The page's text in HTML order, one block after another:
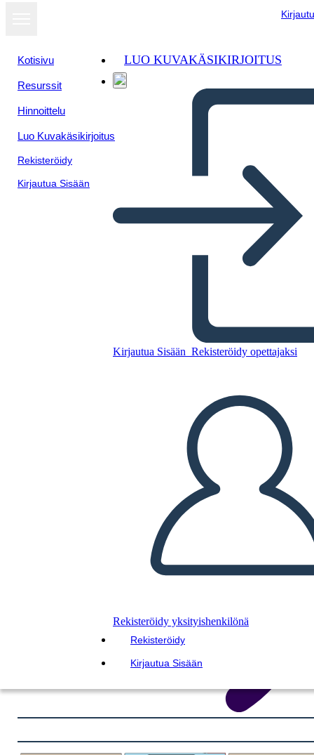
Kotisivu
Resurssit
Hinnoittelu
Luo Kuvakäsikirjoitus
Rekisteröidy
Kirjautua Sisään
LUO KUVAKÄSIKIRJOITUS
Kirjautua Sisään Rekisteröidy opettajaksi
Rekisteröidy yksityishenkilönä
Rekisteröidy
Kirjautua Sisään
Kopioi tämä kuvakäsikirjoitus
TOISTA DIAESITYS
LUE MINULLE
Näytä
diaesityksenä